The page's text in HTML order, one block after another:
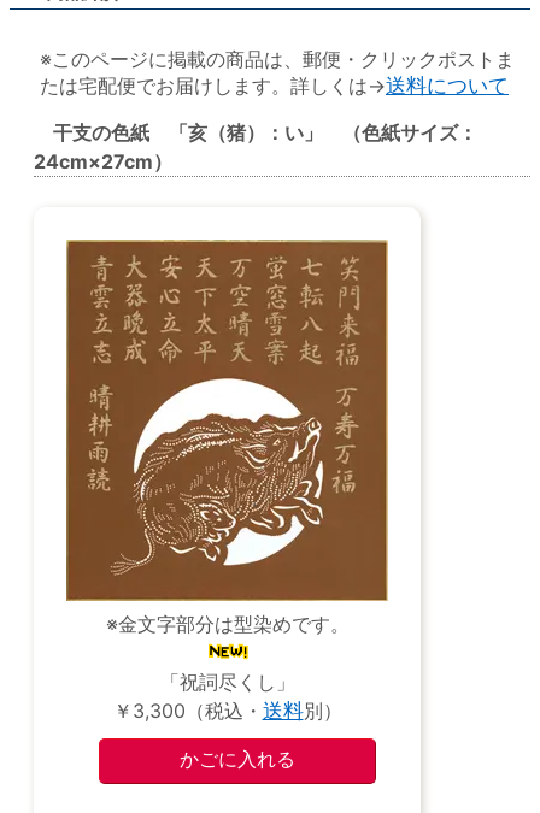
※このページに掲載の商品は、郵便・クリックポストま
たは宅配便でお届けします。詳しくは→送料について
干支の色紙 「亥（猪）：い」 （色紙サイズ：
24cm×27cm）
※金文字部分は型染めです。
「祝詞尽くし」
￥3,300（税込・ 送料別）